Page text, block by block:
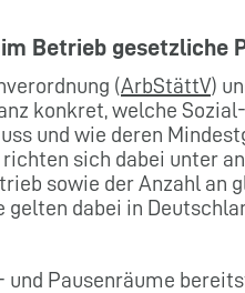
Betrieb gesetzliche
(ArbStättV)
konkret, welche
und wie deren
richten sich dabei unter
sowie der Anzahl an
gelten dabei in
und Pausenräume